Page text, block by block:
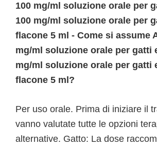
100 mg/ml soluzione orale per
100 mg/ml soluzione orale per
flacone 5 ml - Come si assume
mg/ml soluzione orale per gatti
mg/ml soluzione orale per gatti
flacone 5 ml?
Per uso orale. Prima di iniziare il
vanno valutate tutte le opzioni
alternative. Gatto: La dose